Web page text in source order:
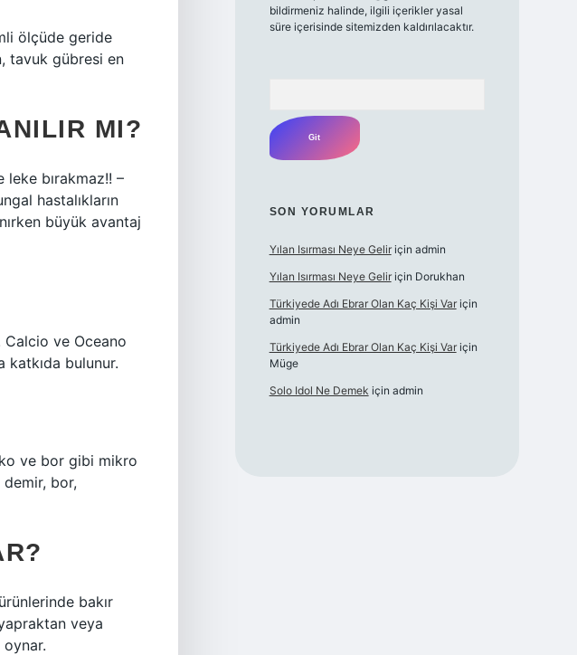
ölçüde geride
tavuk gübresi en
MI?
leke bırakmaz!! –
hastalıkların
büyük avantaj
Calcio ve Oceano
katkıda bulunur.
ve bor gibi mikro
bor,
bakır
veya
bildirmeniz halinde, ilgili içerikler yasal
süre içerisinde sitemizden kaldırılacaktır.
SON YORUMLAR
Yılan Isırması Neye Geliriçin admin
Yılan Isırması Neye Geliriçin Dorukhan
Türkiyede Adı Ebrar Olan Kaç Kişi Variçin
admin
Türkiyede Adı Ebrar Olan Kaç Kişi Variçin
Müge
Solo Idol Ne Demek için admin